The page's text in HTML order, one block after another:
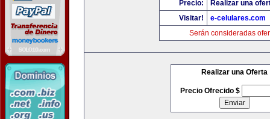
Precio:
Realizar una
Visitar!
e-celulares.com
Serán consideradas
Realizar una Oferta
Precio Ofrecido $